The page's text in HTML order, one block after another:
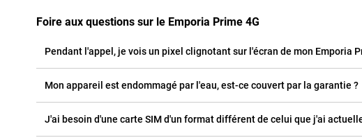
Foire aux questions sur le Emporia Prime 4G
Pendant l'appel, je vois un pixel clignotant sur l'écran de mon Emporia
Mon appareil est endommagé par l'eau, est-ce couvert par la garantie ?
J'ai besoin d'une carte SIM d'un format différent de celui que j'ai